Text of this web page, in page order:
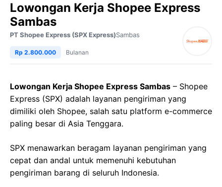
Lowongan Kerja Shopee Express
Sambas
PT Shopee Express (SPX Express)Sambas
Rp 2.800.000 Bulanan
Lowongan Kerja Shopee Express Sambas – Shopee
Express (SPX) adalah layanan pengiriman yang
dimiliki oleh Shopee, salah satu platform e-commerce
paling besar di Asia Tenggara.
SPX menawarkan beragam layanan pengiriman yang
cepat dan andal untuk memenuhi kebutuhan
pengiriman barang di seluruh Indonesia.